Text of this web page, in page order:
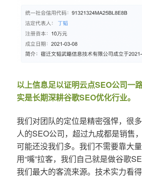
以上信息足以证明云点SEO公司一
实是长期深耕谷歌SEO优化行业。
我们对团队的定位是精密强悍，很
人的SEO公司，超过九成都是销售
可能还没我们多。我们不需要靠大
用“嘴”拉客，我们自己就是做谷歌
我们最大的客流来源。技术实力看